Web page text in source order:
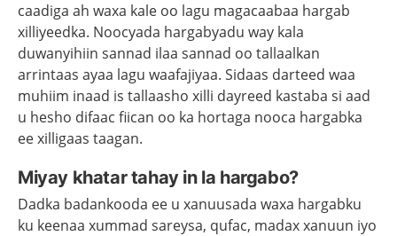
caadiga ah waxa kale oo lagu magacaabaa hargab
xilliyeedka. Noocyada hargabyadu way kala
duwanyihiin sannad ilaa sannad oo tallaalkan
arrintaas ayaa lagu waafajiyaa. Sidaas darteed waa
muhiim inaad is tallaasho xilli dayreed kastaba si aad
u hesho difaac fiican oo ka hortaga nooca hargabka
ee xilligaas taagan.
Miyay khatar tahay in la hargabo?
Dadka badankooda ee u xanuusada waxa hargabku
ku keenaa xummad sareysa, qufac, madax xanuun iyo